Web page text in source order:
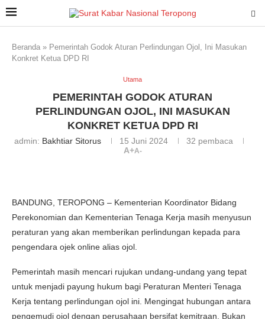
Beranda » Pemerintah Godok Aturan Perlindungan Ojol, Ini Masukan
Konkret Ketua DPD RI
Utama
PEMERINTAH GODOK ATURAN
PERLINDUNGAN OJOL, INI MASUKAN
KONKRET KETUA DPD RI
admin: Bakhtiar Sitorus 15 Juni 2024 32 pembaca
A+A-
BANDUNG, TEROPONG – Kementerian Koordinator Bidang
Perekonomian dan Kementerian Tenaga Kerja masih menyusun
peraturan yang akan memberikan perlindungan kepada para
pengendara ojek online alias ojol.
Pemerintah masih mencari rujukan undang-undang yang tepat
untuk menjadi payung hukum bagi Peraturan Menteri Tenaga
Kerja tentang perlindungan ojol ini. Mengingat hubungan antara
pengemudi ojol dengan perusahaan bersifat kemitraan. Bukan